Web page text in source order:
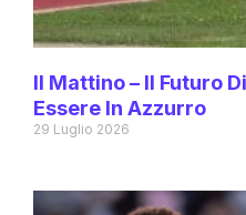
Il Mattino – Il Futuro
Essere In Azzurro
29 Luglio 2026